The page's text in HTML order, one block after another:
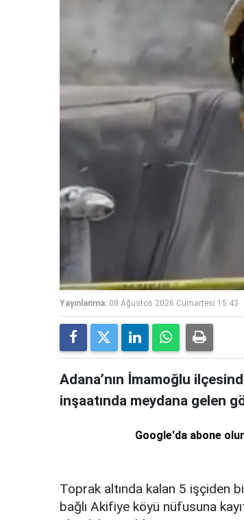
Yayınlanma: 08 Ağustos 2026 Cumartesi 15:43
Adana’nın İmamoğlu
inşaatında meydana gelen
Google'da abone
Toprak altında kalan 5 işçiden
bağlı Akifiye köyü nüfusuna